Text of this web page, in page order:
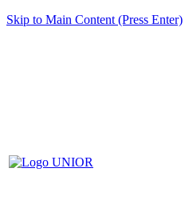
Skip to Main Content (Press Enter)